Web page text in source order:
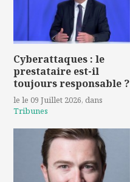
Cyberattaques : le
prestataire est-il
toujours responsable ?
le le 09 Juillet 2026, dans
Tribunes